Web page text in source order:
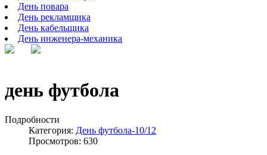
День повара
День рекламщика
День кабельщика
День инженера-механика
день футбола
Подробности
Категория: День футбола-10/12
Просмотров: 630